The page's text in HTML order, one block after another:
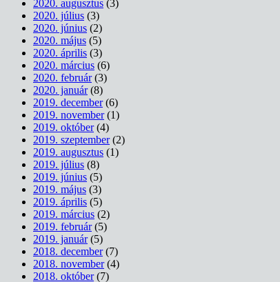
2020. augusztus (3)
2020. július (3)
2020. június (2)
2020. május (5)
2020. április (3)
2020. március (6)
2020. február(3)
2020. január(8)
2019. december(6)
2019. november(1)
2019. október(4)
2019. szeptember(2)
2019. augusztus (1)
2019. július (8)
2019. június (5)
2019. május (3)
2019. április (5)
2019. március (2)
2019. február(5)
2019. január(5)
2018. december(7)
2018. november(4)
2018. október(7)